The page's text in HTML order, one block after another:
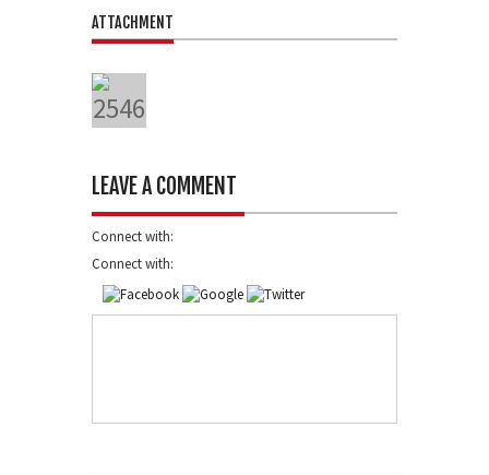
ATTACHMENT
LEAVE A COMMENT
Connect with:
Connect with: